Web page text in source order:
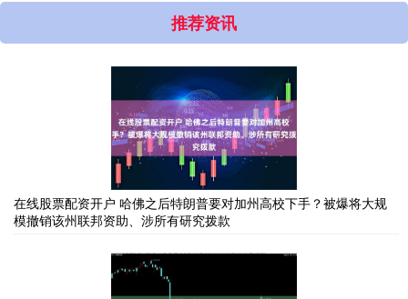
推荐资讯
在线股票配资开户 哈佛之后特朗普要对加州高校下手？被爆将大规
模撤销该州联邦资助、涉所有研究拨款